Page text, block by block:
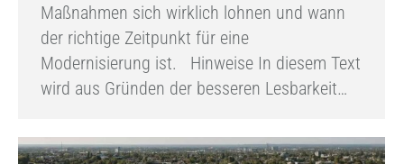
Maßnahmen sich wirklich lohnen und wann
der richtige Zeitpunkt für eine
Modernisierung ist. Hinweise In diesem Text
wird aus Gründen der besseren Lesbarkeit…